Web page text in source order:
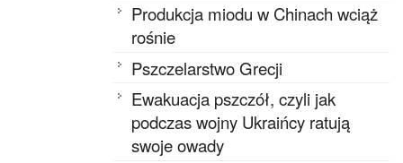
Produkcja miodu w Chinach wciąż
rośnie
Pszczelarstwo Grecji
Ewakuacja pszczół, czyli jak
podczas wojny Ukraińcy ratują
swoje owady